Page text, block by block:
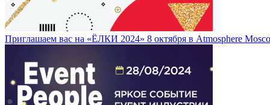
Приглашаем вас на «ЁЛКИ 2024» 8 октября в Atmosphere